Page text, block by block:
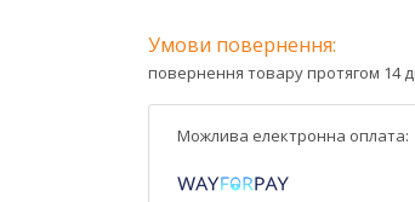
повернення товару протягом 14